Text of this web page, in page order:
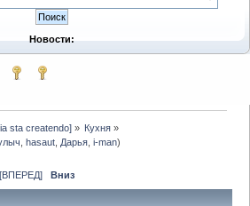
Новости:
sta createndo]» Кухня»
,hasaut Дарья ,i-man)
[ВПЕРЕД] Вниз